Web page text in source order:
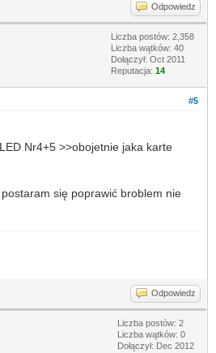
Odpowiedz
Liczba postów: 2,358
Liczba wątków: 40
Dołączył: Oct 2011
Reputacja: 14
#5
Nr4+5 >>obojetnie jaka karte
się poprawić broblem nie
Odpowiedz
Liczba postów: 2
Liczba wątków: 0
Dołączył: Dec 2012